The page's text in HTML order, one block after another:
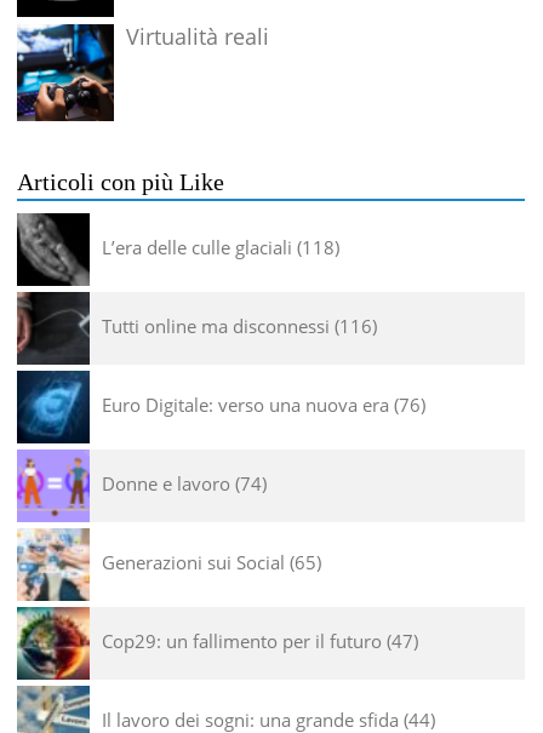
Virtualità reali
Articoli con più Like
L’era delle culle glaciali 118
Tutti online ma disconnessi 116
Euro Digitale: verso una nuova era 76
Donne e lavoro 74
Generazioni sui Social 65
Cop29: un fallimento per il futuro 47
Il lavoro dei sogni: una grande sfida 44